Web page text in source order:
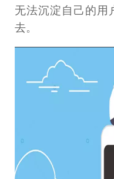
无法沉淀自己的用
去。